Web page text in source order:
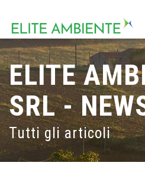
ELITE
SRL -
Tutti gli articoli